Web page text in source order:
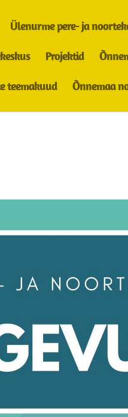
Ülenurme pere- ja
Projektid
teemakuud Õnnemaa